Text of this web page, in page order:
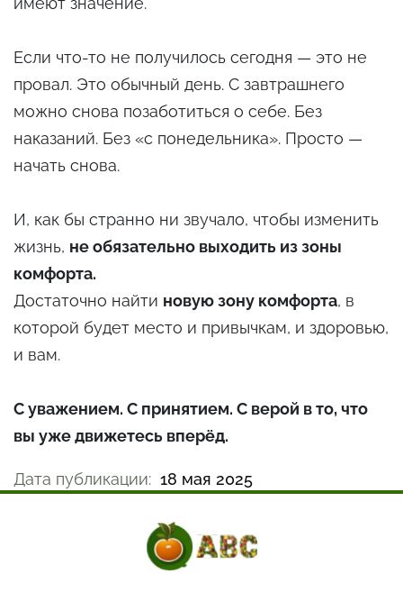
Если что-то не получилось сегодня — это не
провал. Это обычный день. С завтрашнего
можно снова позаботиться о себе. Без
наказаний. Без «с понедельника». Просто —
начать снова.
И, как бы странно ни звучало, чтобы изменить
жизнь, не обязательно выходить из зоны
комфорта.
Достаточно найти новую зону комфорта, в
которой будет место и привычкам, и здоровью,
и вам.
С уважением. С принятием. С верой в то, что
вы уже движетесь вперёд.
Дата публикации: 18 мая 2025